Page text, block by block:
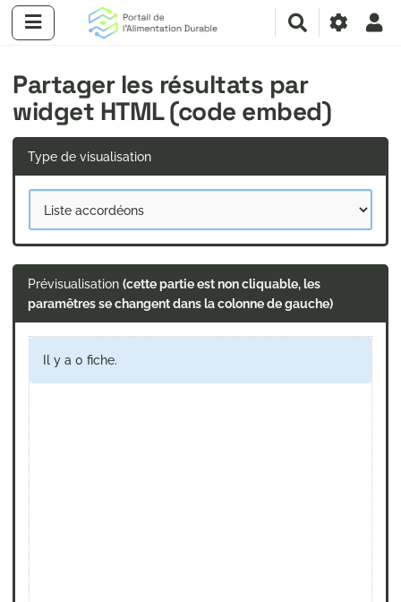
h
r
c
e
r
Partager les résultats par
widget HTML (code embed)
Type de visualisation
Prévisualisation (cette partie est non cliquable, les
paramêtres se changent dans la colonne de gauche)